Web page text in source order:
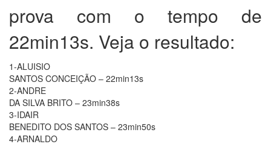
prova com o tempo de
22min13s. Veja o resultado:
1-ALUISIO
SANTOS CONCEIÇÃO – 22min13s
2-ANDRE
DA SILVA BRITO – 23min38s
3-IDAIR
BENEDITO DOS SANTOS – 23min50s
4-ARNALDO